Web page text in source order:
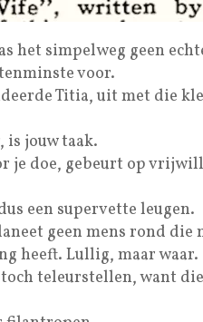
het simpelweg geen
voor.
Titia, uit met die
jouw taak.
je doe, gebeurt op
een supervette leugen.
geen mens rond die
heeft. Lullig, maar waar.
teleurstellen, want